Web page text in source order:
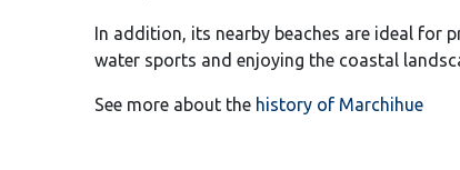
In addition, its nearby beaches are ideal for
water sports and enjoying the coastal
See more about the history of Marchihue